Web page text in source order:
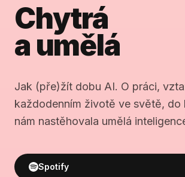
Chytrá
a umělá
Jak (pře)žít dobu AI. O práci,
každodenním životě ve světě, do
nám nastěhovala umělá
Spotify